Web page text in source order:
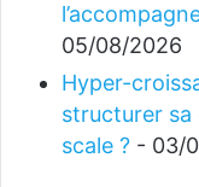
05/08/2026
Hyper-
structurer sa
scale ? - 03/